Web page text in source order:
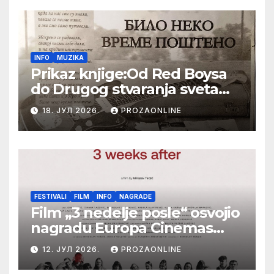
INFO MUZIKA
Prikaz knjige:Od Red Boysa
do Drugog stvaranja sveta
(bilo neko vreme pošteno)
(autor- Zlatomira Sremca,
Botoš 2022. godine,
samizdat)
18. ЈУЛ 2026. PROZAONLINE
FESTIVALI FILM INFO NAGRADE
Film „3 nedelje posle“ osvojio
nagradu Europa Cinemas
Label na Filmskom festivalu
u Karlovim Varima
12. ЈУЛ 2026. PROZAONLINE